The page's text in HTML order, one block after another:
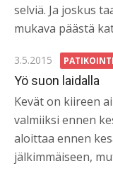
selviä. Ja joskus
mukava päästä
Posted
on
3.5.2015 PATIKOINTI
Yö suon laidalla
Kevät on kiireen
valmiiksi ennen
aloittaa ennen
jälkimmäiseen,